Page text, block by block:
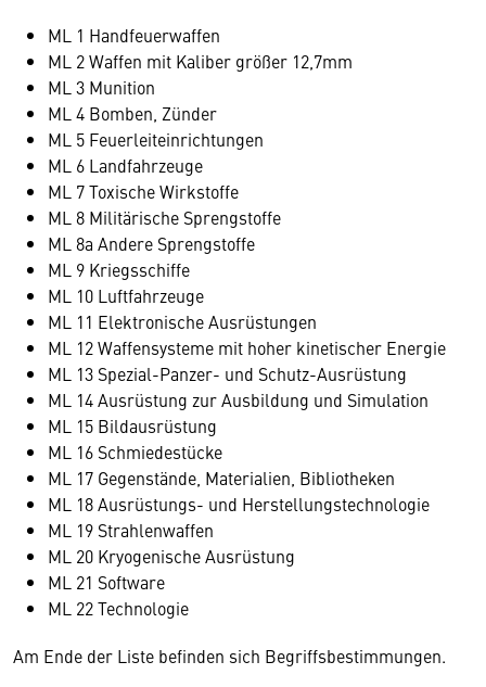
ML 1 Handfeuerwaffen
ML 2 Waffen mit Kaliber größer 12,7mm
ML 3 Munition
ML 4 Bomben, Zünder
ML 5 Feuerleiteinrichtungen
ML 6 Landfahrzeuge
ML 7 Toxische Wirkstoffe
ML 8 Militärische Sprengstoffe
ML 8a Andere Sprengstoffe
ML 9 Kriegsschiffe
ML 10 Luftfahrzeuge
ML 11 Elektronische Ausrüstungen
ML 12 Waffensysteme mit hoher kinetischer Energie
ML 13 Spezial-Panzer- und Schutz-Ausrüstung
ML 14 Ausrüstung zur Ausbildung und Simulation
ML 15 Bildausrüstung
ML 16 Schmiedestücke
ML 17 Gegenstände, Materialien, Bibliotheken
ML 18 Ausrüstungs- und Herstellungstechnologie
ML 19 Strahlenwaffen
ML 20 Kryogenische Ausrüstung
ML 21 Software
ML 22 Technologie
Am Ende der Liste befinden sich Begriffsbestimmungen.